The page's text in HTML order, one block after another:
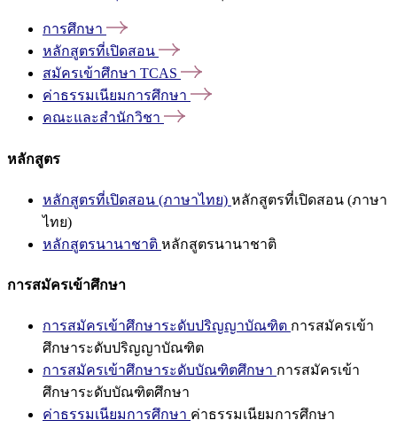
การศึกษา
หลักสูตรที่เปิดสอน
สมัครเข้าศึกษา TCAS
ค่าธรรมเนียมการศึกษา
คณะและสำนักวิชา
หลักสูตร
หลักสูตรที่เปิดสอน (ภาษาไทย) หลักสูตรที่เปิดสอน (ภาษา
ไทย)
หลักสูตรนานาชาติ หลักสูตรนานาชาติ
การสมัครเข้าศึกษา
การสมัครเข้าศึกษาระดับปริญญาบัณฑิต การสมัครเข้า
ศึกษาระดับปริญญาบัณฑิต
การสมัครเข้าศึกษาระดับบัณฑิตศึกษา การสมัครเข้า
ศึกษาระดับบัณฑิตศึกษา
ค่าธรรมเนียมการศึกษา ค่าธรรมเนียมการศึกษา